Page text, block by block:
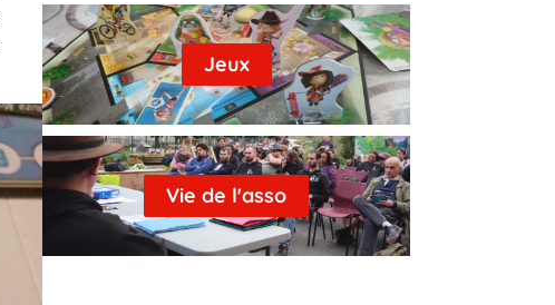
Jeux
Vie de l'asso